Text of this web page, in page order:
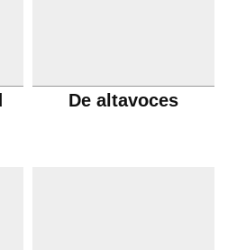
De altavoces